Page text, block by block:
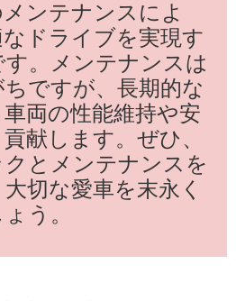
ンテナンスによ
ドライブを実現す
。メンテナンスは
ですが、長期的な
両の性能維持や安
献します。ぜひ、
とメンテナンスを
切な愛車を末永く
う。